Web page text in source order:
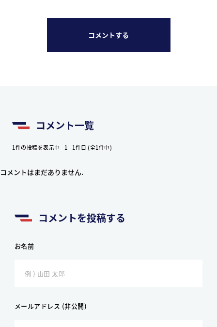
コメントする
コメント一覧
1件の投稿を表示中 - 1 - 1件目 (全1件中)
コメントはまだありません.
コメントを投稿する
お名前
メールアドレス (非公開)